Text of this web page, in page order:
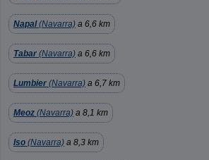
Napal(Navarra) a 6,6 km
Tabar (Navarra) a 6,6 km
Lumbier (Navarra) a 6,7 km
Meoz (Navarra) a 8,1 km
Iso (Navarra) a 8,3 km